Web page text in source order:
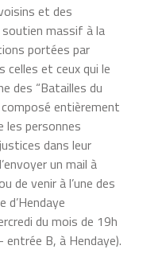
et des
massif à la
portées par
celles et ceux qui le
des “Batailles du
composé entièrement
les personnes
dans leur
un mail à
de venir à l’une des
d’Hendaye
du mois de 19h
B, à Hendaye).